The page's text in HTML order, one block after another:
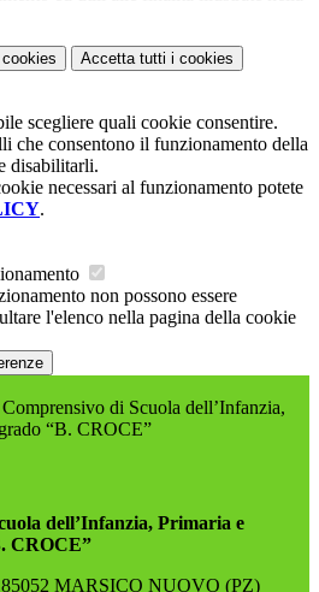
Accetta tutti i cookies
scegliere quali cookie consentire.
che consentono il funzionamento della
disabilitarli.
necessari al funzionamento potete
.
non possono essere
l'elenco nella pagina della cookie
di Scuola dell’Infanzia,
“B. CROCE”
dell’Infanzia, Primaria e
CROCE”
MARSICO NUOVO (PZ)